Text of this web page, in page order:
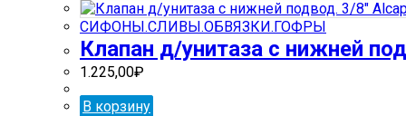
СИФОНЫ.СЛИВЫ.ОБВЯЗКИ.ГОФРЫ
Клапан д/унитаза с нижней
1.225,00₽
В корзину